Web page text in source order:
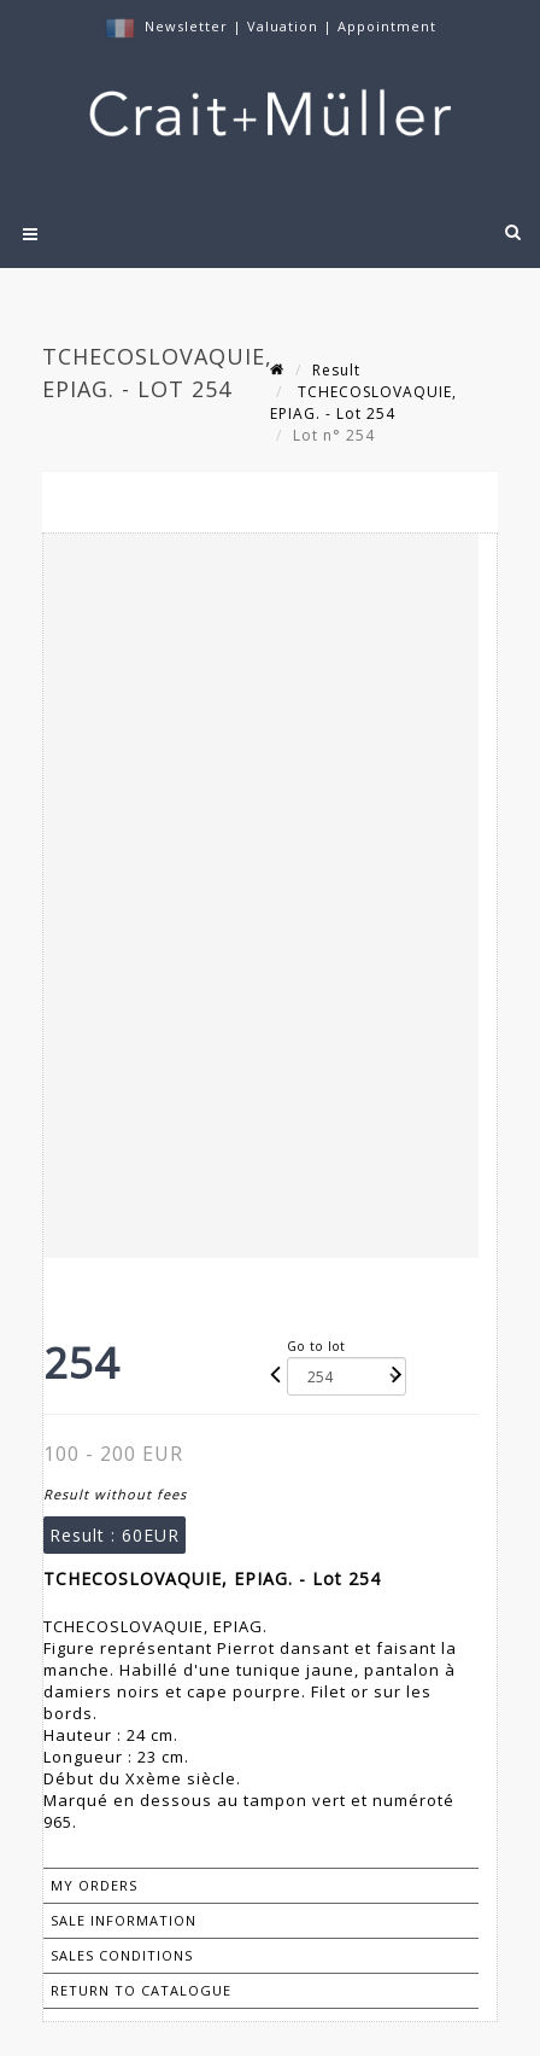
Newsletter | Valuation | Appointment
TCHECOSLOVAQUIE,
EPIAG. - LOT 254
Result
TCHECOSLOVAQUIE,
EPIAG. - Lot 254
Lot n° 254
254 Go to lot
100 - 200 EUR
Result without fees
Result : 60EUR
TCHECOSLOVAQUIE, EPIAG. - Lot 254
TCHECOSLOVAQUIE, EPIAG.
Figure représentant Pierrot dansant et faisant la
manche. Habillé d'une tunique jaune, pantalon à
damiers noirs et cape pourpre. Filet or sur les
bords.
Hauteur : 24 cm.
Longueur : 23 cm.
Début du Xxème siècle.
Marqué en dessous au tampon vert et numéroté
965.
MY ORDERS
SALE INFORMATION
SALES CONDITIONS
RETURN TO CATALOGUE